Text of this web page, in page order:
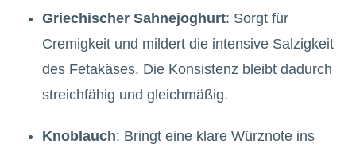
Griechischer Sahnejoghurt: Sorgt für
Cremigkeit und mildert die intensive Salzigkeit
des Fetakäses. Die Konsistenz bleibt dadurch
streichfähig und gleichmäßig.
Knoblauch: Bringt eine klare Würznote ins